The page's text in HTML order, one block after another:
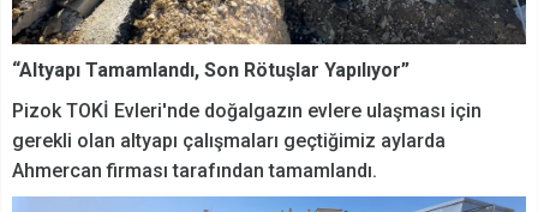
“Altyapı Tamamlandı, Son Rötuşlar Yapılıyor”
Pizok TOKİ Evleri'nde doğalgazın evlere ulaşması için
gerekli olan altyapı çalışmaları geçtiğimiz aylarda
Ahmercan firması tarafından tamamlandı.